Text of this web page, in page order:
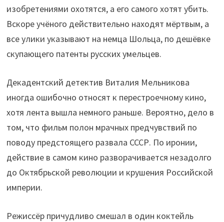
изобретениями охотятся, а его самого хотят убить.
Вскоре учёного действительно находят мёртвым, а
все улики указывают на немца Шольца, по дешёвке
скупающего патенты русских умельцев.
Декадентский детектив Виталия Мельникова
иногда ошибочно относят к перестроечному кино,
хотя лента вышла немного раньше. Вероятно, дело в
том, что фильм полон мрачных предчувствий по
поводу предстоящего развала СССР. По иронии,
действие в самом кино разворачивается незадолго
до Октябрьской революции и крушения Российской
империи.
Режиссёр причудливо смешал в один коктейль